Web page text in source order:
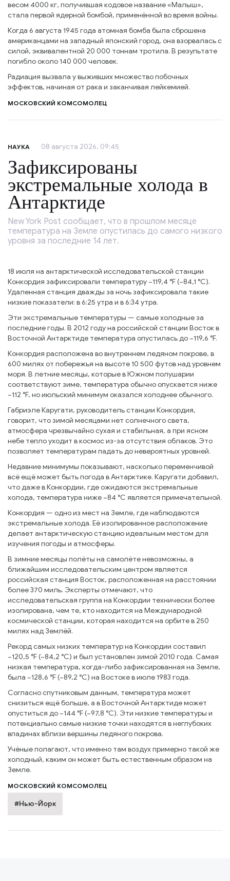
весом 4000 кг, получившая кодовое название «Малыш»,
стала первой ядерной бомбой, применённой во время войны.
Когда 6 августа 1945 года атомная бомба была сброшена
американцами на западный японский город, она взорвалась с
силой, эквивалентной 20 000 тоннам тротила. В результате
погибло около 140 000 человек.
Радиация вызвала у выживших множество побочных
эффектов, начиная от рака и заканчивая лейкемией.
МОСКОВСКИЙ КОМСОМОЛЕЦ
НАУКА 08 августа 2026, 09:45
Зафиксированы
экстремальные холода в
Антарктиде
New York Post сообщает, что в прошлом месяце
температура на Земле опустилась до самого низкого
уровня за последние 14 лет.
18 июля на антарктической исследовательской станции
Конкордия зафиксировали температуру −119,4 °F (−84,1 °C).
Удаленная станция дважды за ночь зафиксировала такие
низкие показатели: в 6:25 утра и в 6:34 утра.
Эти экстремальные температуры — самые холодные за
последние годы. В 2012 году на российской станции Восток в
Восточной Антарктиде температура опустилась до −119,6 °F.
Конкордия расположена во внутреннем ледяном покрове, в
600 милях от побережья на высоте 10 500 футов над уровнем
моря. В летние месяцы, которые в Южном полушарии
соответствуют зиме, температура обычно опускается ниже
−112 °F, но июльский минимум оказался холоднее обычного.
Габриэле Каругати, руководитель станции Конкордия,
говорит, что зимой месяцами нет солнечного света,
атмосфера чрезвычайно сухая и стабильная, а при ясном
небе тепло уходит в космос из-за отсутствия облаков. Это
позволяет температурам падать до невероятных уровней.
Недавние минимумы показывают, насколько переменчивой
всё ещё может быть погода в Антарктике. Каругати добавил,
что даже в Конкордии, где ожидаются экстремальные
холода, температура ниже −84 °C является примечательной.
Конкордия — одно из мест на Земле, где наблюдаются
экстремальные холода. Её изолированное расположение
делает антарктическую станцию идеальным местом для
изучения погоды и атмосферы.
В зимние месяцы полёты на самолёте невозможны, а
ближайшим исследовательским центром является
российская станция Восток, расположенная на расстоянии
более 370 миль. Эксперты отмечают, что
исследовательская группа на Конкордии технически более
изолирована, чем те, кто находится на Международной
космической станции, которая находится на орбите в 250
милях над Землёй.
Рекорд самых низких температур на Конкордии составил
−120,5 °F (−84,2 °C) и был установлен зимой 2010 года. Самая
низкая температура, когда-либо зафиксированная на Земле,
была −128,6 °F (−89,2 °C) на Востоке в июле 1983 года.
Согласно спутниковым данным, температура может
снизиться ещё больше, а в Восточной Антарктиде может
опуститься до −144 °F (−97,8 °C). Эти низкие температуры и
потенциально самые низкие точки находятся в неглубоких
впадинах вблизи вершины ледяного покрова.
Учёные полагают, что именно там воздух примерно такой же
холодный, каким он может быть естественным образом на
Земле.
МОСКОВСКИЙ КОМСОМОЛЕЦ
#Нью-Йорк